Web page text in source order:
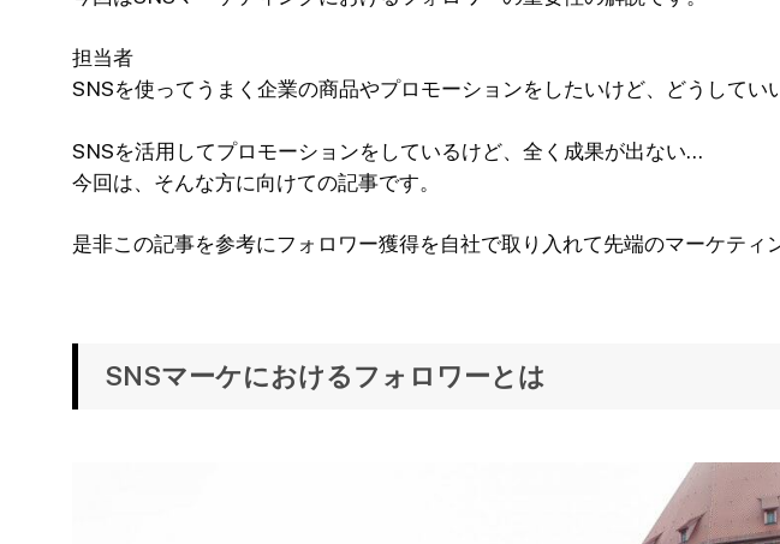
担当者
SNSを使ってうまく企業の商品やプロモーションをしたいけど、どうしてい
SNSを活用してプロモーションをしているけど、全く成果が出ない…
今回は、そんな方に向けての記事です。
是非この記事を参考にフォロワー獲得を自社で取り入れて先端のマーケティ
SNSマーケにおけるフォロワーとは